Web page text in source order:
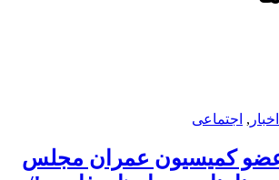
, اجتماعی
عضو کمیسیون عمران مجلس